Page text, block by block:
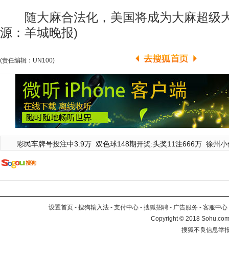
随大麻合法化，美国将成为大麻超级
源：羊城晚报)
(责任编辑：UN100)
彩民车牌号投注中3.9万 双色球148期开奖:头奖11注666万 徐州
设置首页 - 搜狗输入法 - 支付中心 - 搜狐招聘 - 广告服务 - 客服中心
Copyright©2018
搜狐不良信息举